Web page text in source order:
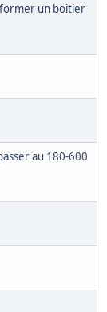
un boitier
au 180-600